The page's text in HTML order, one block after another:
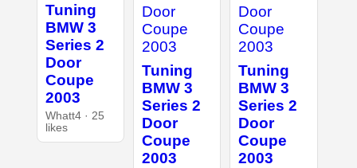
Tuning
BMW 3
Series 2
Door
Coupe
2003
Whatt4 · 25
likes
Tuning
BMW 3
Series 2
Door
Coupe
2003
Tuning
BMW 3
Series 2
Door
Coupe
2003